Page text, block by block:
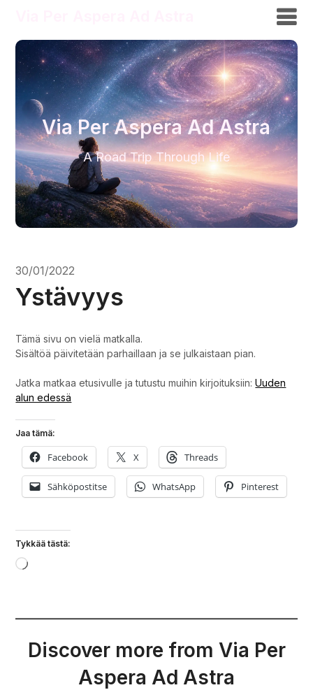
Via Per Aspera Ad Astra
A Road Trip Through Life
30/01/2022
Ystävyys
Tämä sivu on vielä matkalla.
Sisältöä päivitetään parhaillaan ja se julkaistaan pian.
Jatka matkaa etusivulle ja tutustu muihin kirjoituksiin:Uuden
alun edessä
Jaa tämä:
Facebook X Threads
Sähköpostitse WhatsApp Pinterest
Tykkää tästä:
Loading…
Discover more from Via Per
Aspera Ad Astra